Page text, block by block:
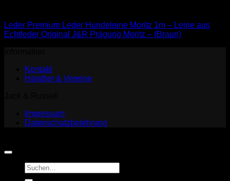
Leder Premium Leder Hundeleine Moritz 1m – Leine aus
Echtleder Original J&R Prägung Moritz – (Braun)
Kontakt
Händler & Vereine
Impressum
Datenschutzbelehrung
Suchen
nach: